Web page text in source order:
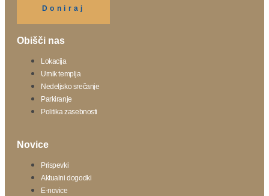
Doniraj
Obišči nas
Lokacija
Urnik templja
Nedeljsko srečanje
Parkiranje
Politika zasebnosti
Novice
Prispevki
Aktualni dogodki
E-novice